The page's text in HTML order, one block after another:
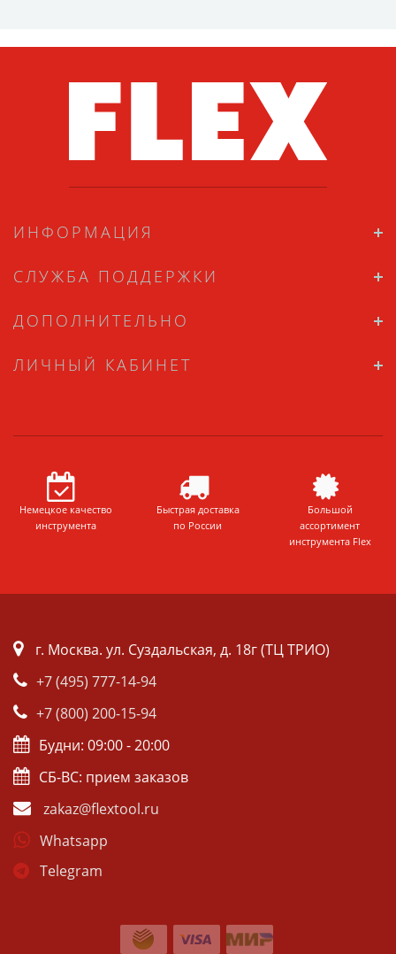
ИНФОРМАЦИЯ
СЛУЖБА ПОДДЕРЖКИ
ДОПОЛНИТЕЛЬНО
ЛИЧНЫЙ КАБИНЕТ
Немецкое качество
инструмента
Быстрая доставка
по России
Большой
ассортимент
инструмента Flex
г. Москва. ул. Суздальская, д. 18г (ТЦ ТРИО)
+7 (495) 777-14-94
+7 (800) 200-15-94
Будни: 09:00 - 20:00
СБ-ВС: прием заказов
zakaz@flextool.ru
Whatsapp
Telegram